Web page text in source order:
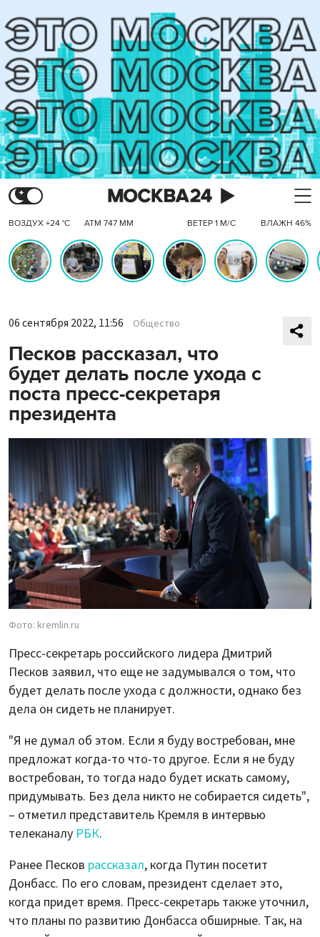
ВОЗДУХ +24 °C АТМ 747 ММ ВЕТЕР 1 М/С ВЛАЖН 46%
06 сентября 2022, 11:56 Общество
Песков рассказал, что
будет делать после ухода с
поста пресс-секретаря
президента
Фото: kremlin.ru
Пресс-секретарь российского лидера Дмитрий
Песков заявил, что еще не задумывался о том, что
будет делать после ухода с должности, однако без
дела он сидеть не планирует.
"Я не думал об этом. Если я буду востребован, мне
предложат когда-то что-то другое. Если я не буду
востребован, то тогда надо будет искать самому,
придумывать. Без дела никто не собирается сидеть",
– отметил представитель Кремля в интервью
телеканалу РБК.
Ранее Песков рассказал, когда Путин посетит
Донбасс. По его словам, президент сделает это,
когда придет время. Пресс-секретарь также уточнил,
что планы по развитию Донбасса обширные. Так, на